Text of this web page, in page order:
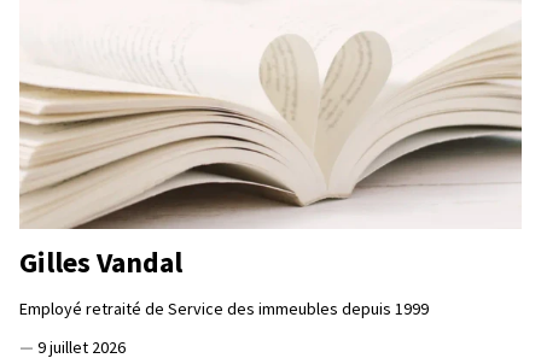
Gilles Vandal
Employé retraité de Service des immeubles depuis 1999
— 9 juillet 2026